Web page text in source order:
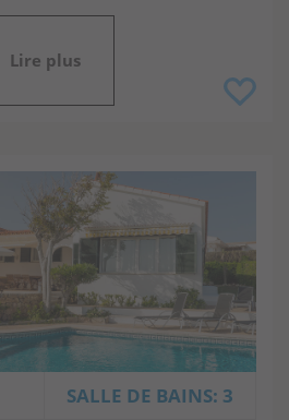
Lire plus
SALLE DE BAINS: 3